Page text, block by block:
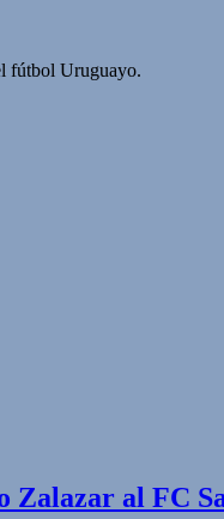
fútbol Uruguayo.
Zalazar al FC